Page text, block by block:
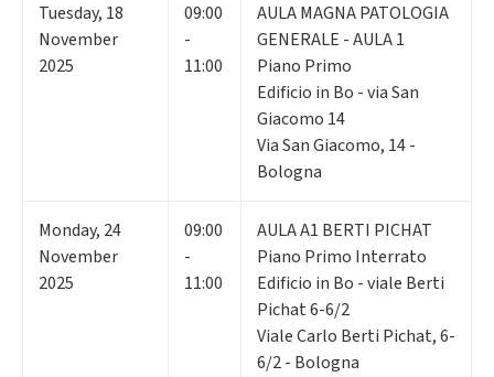
Tuesday, 18
November
2025
09:00
-
11:00
AULA MAGNA PATOLOGIA
GENERALE - AULA 1
Piano Primo
Edificio in Bo - via San
Giacomo 14
Via San Giacomo, 14 -
Bologna
Monday, 24
November
2025
09:00
-
11:00
AULA A1 BERTI PICHAT
Piano Primo Interrato
Edificio in Bo - viale Berti
Pichat 6-6/2
Viale Carlo Berti Pichat, 6-
6/2 - Bologna